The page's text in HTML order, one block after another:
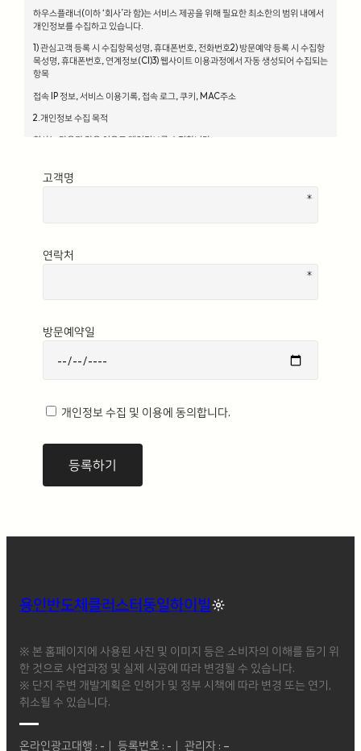
하우스플래너(이하 ‘회사’라 함)는 서비스 제공을 위해 필요한 최소한의 범위 내에서
개인정보를 수집하고 있습니다.
1) 관심고객 등록 시 수집항목성명, 휴대폰번호, 전화번호2) 방문예약 등록 시 수집항
목성명, 휴대폰번호, 연계정보(CI)3) 웹사이트 이용과정에서 자동 생성되어 수집되는
항목
접속 IP 정보, 서비스 이용기록, 접속 로그, 쿠키, MAC주소
2.개인정보 수집 목적
회사는 다음과 같은 이유로 개인정보를 수집합니다.
민원처리, 공지사항 전달2) 방문예약 등록 시 수집항목사용자 식별, 관심고객에 대한
시장조사, 마케팅 또는 광고3) 웹사이트 이용과정에서 자동 생성되어 수집되는 항목
서비스 운영
정보주체 개인정보는 원칙적으로 개인정보의 수집 및 이용목적이 달성되면 지체 없
별, 사용자 문의 대응, 민원처리, 공지사항 전달3) 방문예약 등록 시 수집하는 항목-
보유 항목 : 성명, 휴대폰번호, 연계정보(CI)- 보유 기간 : 동의철회 시까지- 보유 이유
: 사용자 식별, 관심고객에 대한 시장조사, 마케팅 또는 광고4) 웹사이트 이용과정에
서 자동 생성되어 수집되는 항목
보유 이유 : 접속빈도 파악 및 서비스 이용 통계 수집
및 서비스 제공에 제약이 있을 수 있고, 미동의 하신 경우 정보가 제공되지 않습니다.
고객명
연락처
방문예약일
개인정보 수집 및 이용에 동의합니다.
용인반도체클러스터동일하이빌
※ 본 홈페이지에 사용된 사진 및 이미지 등은 소비자의 이해를 돕기 위
한 것으로 사업과정 및 실제 시공에 따라 변경될 수 있습니다.
※ 단지 주변 개발계획은 인허가 및 정부 시책에 따라 변경 또는 연기,
취소될 수 있습니다.
온라인광고대행 : -｜ 등록번호 : -｜ 관리자 : –